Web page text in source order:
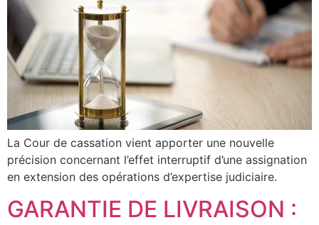
La Cour de cassation vient apporter une nouvelle
précision concernant l’effet interruptif d’une assignation
en extension des opérations d’expertise judiciaire.
GARANTIE DE LIVRAISON :